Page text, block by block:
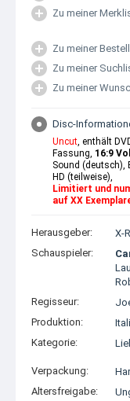
Zu meiner
Zu meiner
Zu meiner
Zu meiner
Disc-
Uncut, enthält
Fassung, 16:9
Sound (deutsch),
HD (teilweise),
Limitiert und
auf XX
Herausgeber:
X-
Schauspieler:
Regisseur:
Produktion:
Kategorie:
Verpackung:
Altersfreigabe: